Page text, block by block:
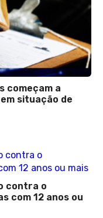
começam a
situação de
contra o
com 12 anos ou